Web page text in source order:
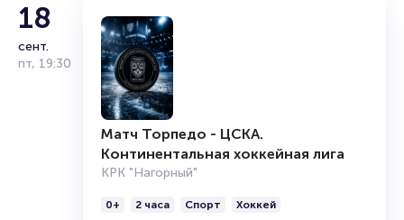
18
сент.
пт, 19:30
Матч Торпедо - ЦСКА.
Континентальная хоккейная лига
КРК "Нагорный"
0+ 2 часа Спорт
Хоккей